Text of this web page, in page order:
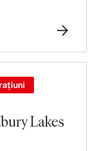
Lakes